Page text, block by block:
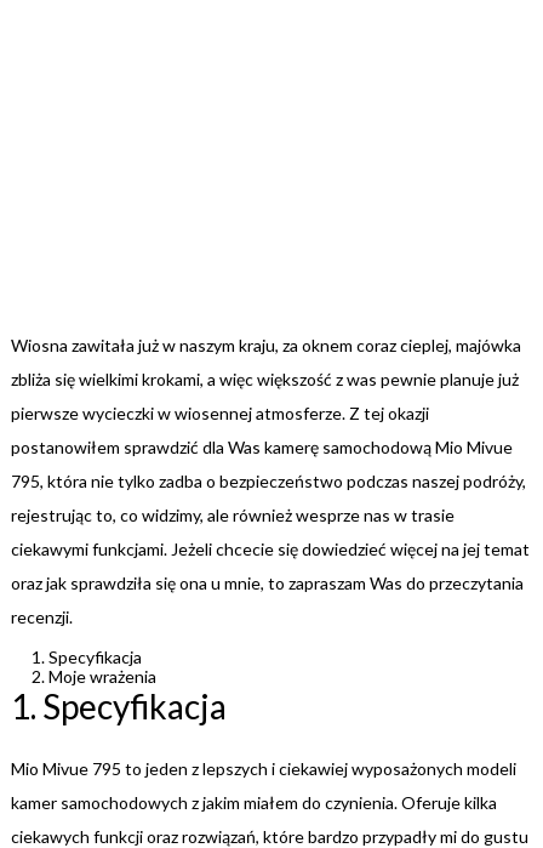
Wiosna zawitała już w naszym kraju, za oknem coraz cieplej, majówka
zbliża się wielkimi krokami, a więc większość z was pewnie planuje już
pierwsze wycieczki w wiosennej atmosferze. Z tej okazji
postanowiłem sprawdzić dla Was kamerę samochodową Mio Mivue
795, która nie tylko zadba o bezpieczeństwo podczas naszej podróży,
rejestrując to, co widzimy, ale również wesprze nas w trasie
ciekawymi funkcjami. Jeżeli chcecie się dowiedzieć więcej na jej temat
oraz jak sprawdziła się ona u mnie, to zapraszam Was do przeczytania
recenzji.
Specyfikacja
Moje wrażenia
1. Specyfikacja
Mio Mivue 795 to jeden z lepszych i ciekawiej wyposażonych modeli
kamer samochodowych z jakim miałem do czynienia. Oferuje kilka
ciekawych funkcji oraz rozwiązań, które bardzo przypadły mi do gustu